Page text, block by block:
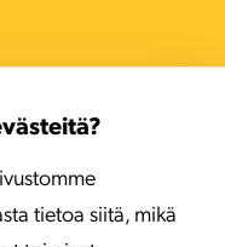
tietoa siitä, mikä